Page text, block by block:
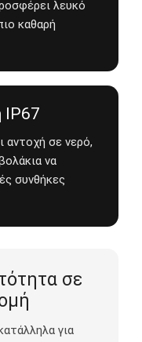
λευκό
καθαρή
IP67
αντοχή σε νερό,
να
συνθήκες
σε
για